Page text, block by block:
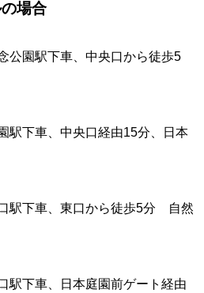
場合
園駅下車、中央口から徒歩5
下車、中央口経由15分、日本
駅下車、東口から徒歩5分 自然
下車、日本庭園前ゲート経由